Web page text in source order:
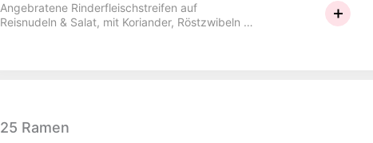
Angebratene Rinderfleischstreifen auf
Reisnudeln & Salat, mit Koriander, Röstzwibeln &
25 Ramen